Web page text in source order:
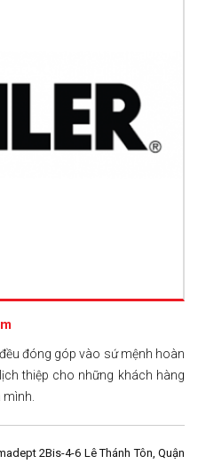
đóng góp vào sứ mệnh hoàn
thiệp cho những khách hàng
2Bis-4-6 Lê Thánh Tôn, Quận